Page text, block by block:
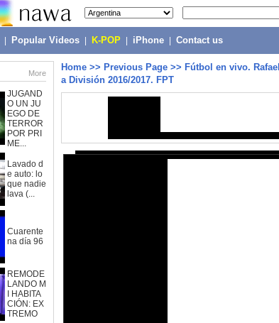
Popular Videos K-POP iPhone Contact us
More
JUGAND
O UN JU
EGO DE
TERROR
POR PRI
ME...
Lavado d
e auto: lo
que nadie
lava (...
Cuarente
na día 96
REMODE
LANDO M
I HABITA
CIÓN: EX
TREMO
Home >> Previous Page >> Fútbol en vivo.
a División 2016/2017. FPT